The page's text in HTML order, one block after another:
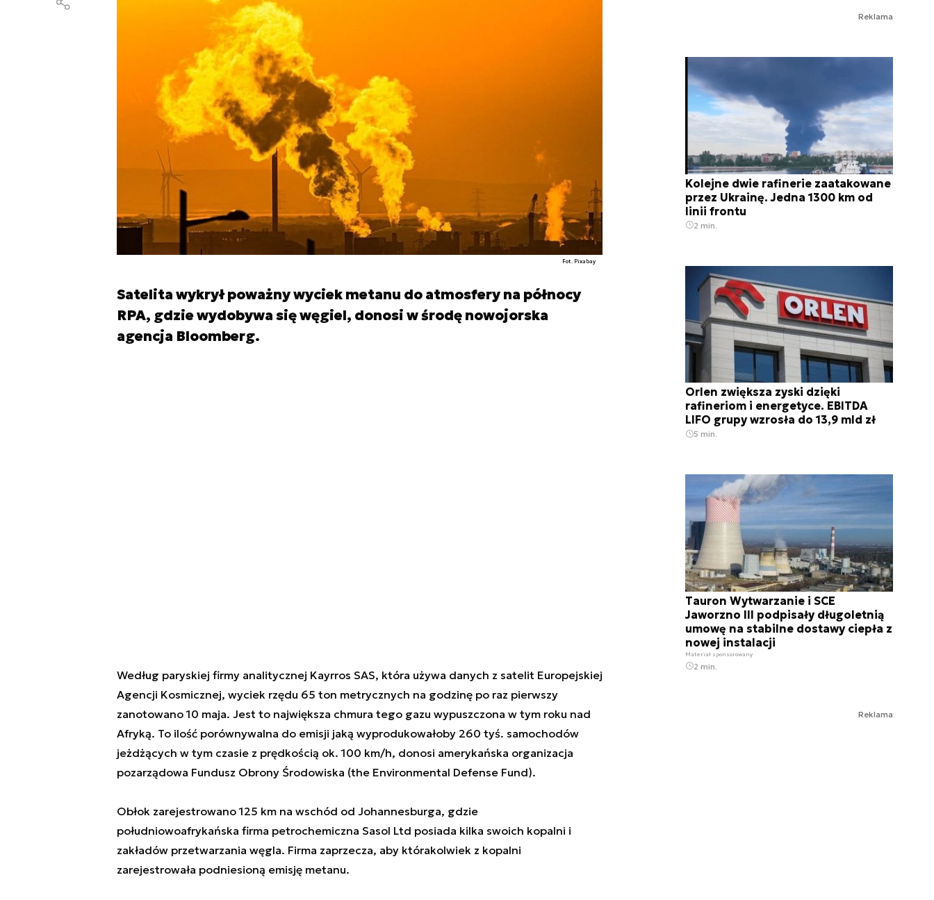
Fot. Pixabay
Satelita wykrył poważny wyciek metanu do atmosfery na północy
RPA, gdzie wydobywa się węgiel, donosi w środę nowojorska
agencja Bloomberg.
Według paryskiej firmy analitycznej Kayrros SAS, która używa danych z satelit Europejskiej
Agencji Kosmicznej, wyciek rzędu 65 ton metrycznych na godzinę po raz pierwszy
zanotowano 10 maja. Jest to największa chmura tego gazu wypuszczona w tym roku nad
Afryką. To ilość porównywalna do emisji jaką wyprodukowałoby 260 tyś. samochodów
jeżdżących w tym czasie z prędkością ok. 100 km/h, donosi amerykańska organizacja
pozarządowa Fundusz Obrony Środowiska (the Environmental Defense Fund).
Obłok zarejestrowano 125 km na wschód od Johannesburga, gdzie
południowoafrykańska firma petrochemiczna Sasol Ltd posiada kilka swoich kopalni i
zakładów przetwarzania węgla. Firma zaprzecza, aby którakolwiek z kopalni
zarejestrowała podniesioną emisję metanu.
Reklama
Kolejne dwie rafinerie zaatakowane
przez Ukrainę. Jedna 1300 km od
linii frontu
2 min.
Orlen zwiększa zyski dzięki
rafineriom i energetyce. EBITDA
LIFO grupy wzrosła do 13,9 mld zł
5 min.
Tauron Wytwarzanie i SCE
Jaworzno III podpisały długoletnią
umowę na stabilne dostawy ciepła z
nowej instalacji
Materiał sponsorowany
2 min.
Reklama